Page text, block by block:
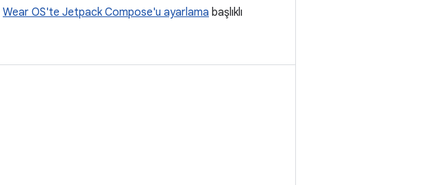
Wear OS'te Jetpack Compose'u ayarlama başlıklı